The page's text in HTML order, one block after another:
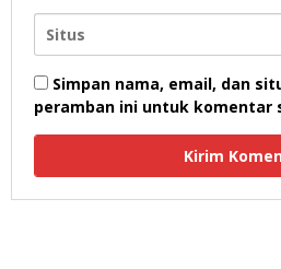
Simpan nama, email, dan
peramban ini untuk komentar